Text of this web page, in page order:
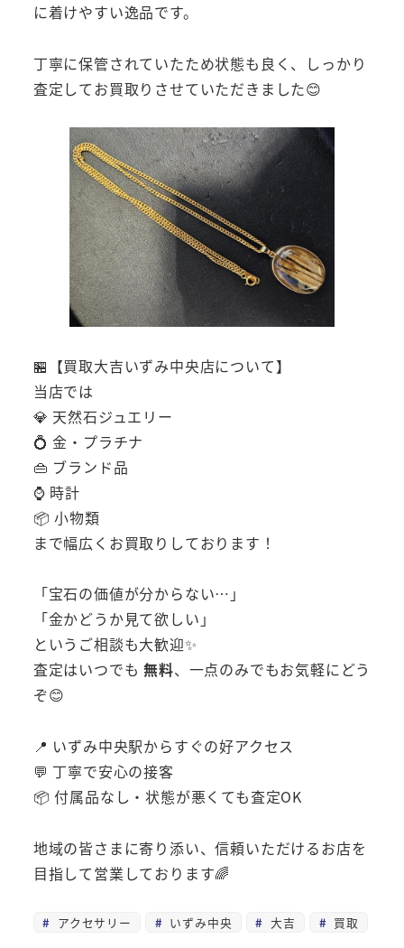
に着けやすい逸品です。
丁寧に保管されていたため状態も良く、しっかり
査定してお買取りさせていただきました😊
🏪【買取大吉いずみ中央店について】
当店では
💎 天然石ジュエリー
💍 金・プラチナ
👜 ブランド品
⌚ 時計
📦 小物類
まで幅広くお買取りしております！
「宝石の価値が分からない…」
「金かどうか見て欲しい」
というご相談も大歓迎✨
査定はいつでも無料、一点のみでもお気軽にどう
ぞ😊
📍 いずみ中央駅からすぐの好アクセス
💬 丁寧で安心の接客
📦 付属品なし・状態が悪くても査定OK
地域の皆さまに寄り添い、信頼いただけるお店を
目指して営業しております🌈
アクセサリー いずみ中央 大吉 買取